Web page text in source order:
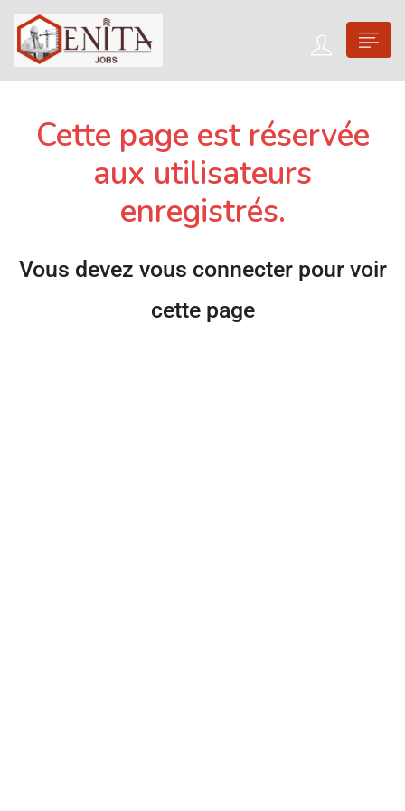
Cette page est réservée
aux utilisateurs
enregistrés.
Vous devez vous connecter pour voir
cette page